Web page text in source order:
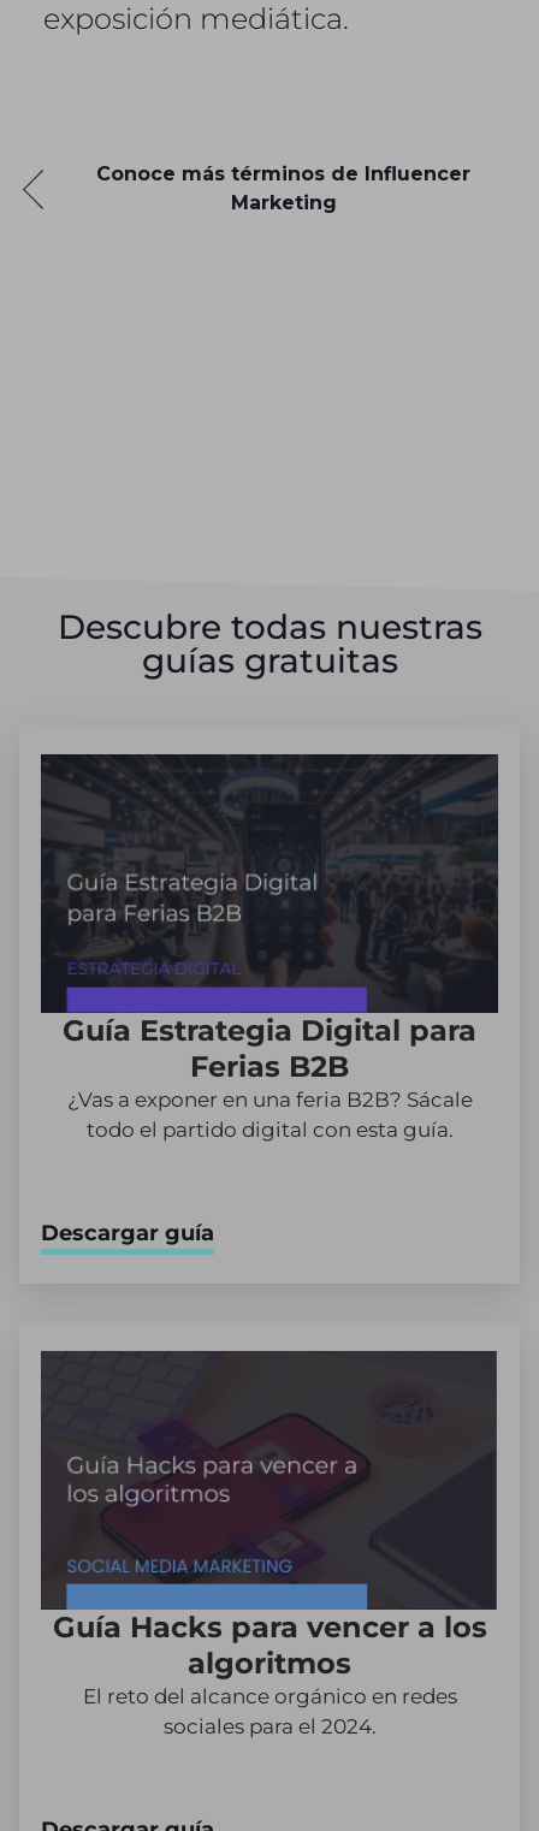
exposición mediática.
Conoce más términos de Influencer
Marketing
Descubre todas nuestras
guías gratuitas
Guía Estrategia Digital para
Ferias B2B
¿Vas a exponer en una feria B2B? Sácale
todo el partido digital con esta guía.
Descargar guía
Guía Hacks para vencer a los
algoritmos
El reto del alcance orgánico en redes
sociales para el 2024.